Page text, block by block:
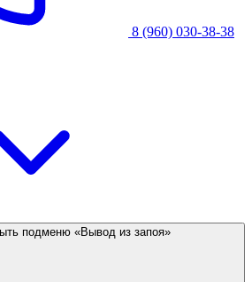
8 (960) 030-38-38
подменю «Вывод из запоя»